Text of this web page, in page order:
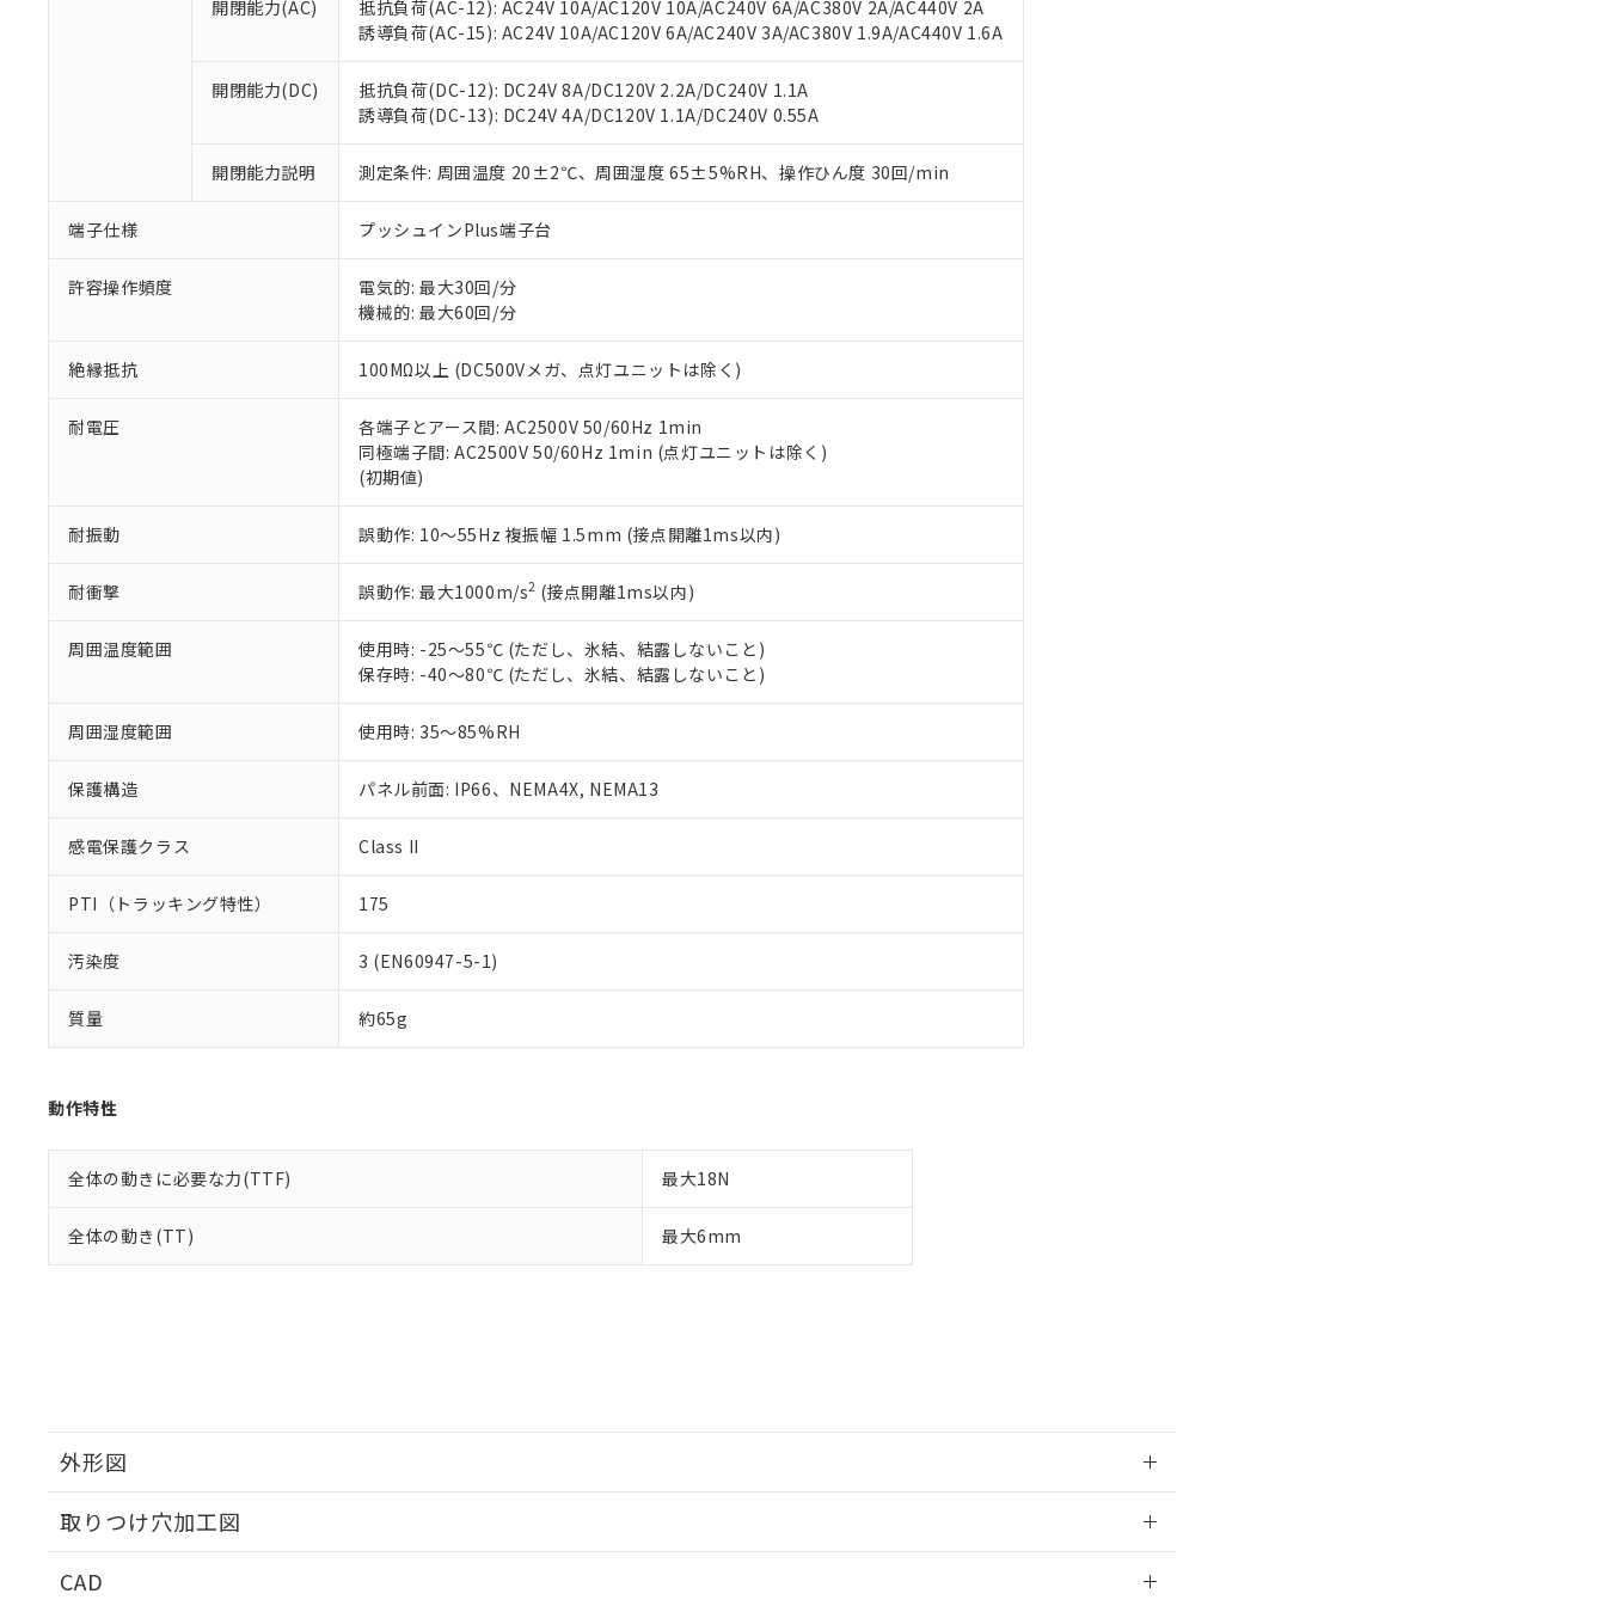
開閉能力(AC)
抵抗負荷(AC-12): AC24V 10A/AC120V 10A/AC240V 6A/AC380V 2A/AC440V 2A
誘導負荷(AC-15): AC24V 10A/AC120V 6A/AC240V 3A/AC380V 1.9A/AC440V 1.6A
開閉能力(DC)
抵抗負荷(DC-12): DC24V 8A/DC120V 2.2A/DC240V 1.1A
誘導負荷(DC-13): DC24V 4A/DC120V 1.1A/DC240V 0.55A
開閉能力説明 測定条件: 周囲温度 20±2℃、周囲湿度 65±5%RH、操作ひん度 30回/min
端子仕様 プッシュインPlus端子台
許容操作頻度
電気的: 最大30回/分
機械的: 最大60回/分
絶縁抵抗 100MΩ以上 (DC500Vメガ、点灯ユニットは除く)
耐電圧
各端子とアース間: AC2500V 50/60Hz 1min
同極端子間: AC2500V 50/60Hz 1min (点灯ユニットは除く)
(初期値)
耐振動 誤動作: 10～55Hz 複振幅 1.5mm (接点開離1ms以内)
耐衝撃 誤動作: 最大1000m/s2 (接点開離1ms以内)
周囲温度範囲
使用時: -25～55℃ (ただし、氷結、結露しないこと)
保存時: -40～80℃ (ただし、氷結、結露しないこと)
周囲湿度範囲 使用時: 35～85%RH
保護構造 パネル前面: IP66、NEMA4X, NEMA13
感電保護クラス Class II
PTI（トラッキング特性） 175
汚染度 3 (EN60947-5-1)
質量 約65g
動作特性
全体の動きに必要な力(TTF) 最大18N
全体の動き(TT) 最大6mm
外形図
取りつけ穴加工図
CAD
オムロン制御機器販売店や当社販売拠点は「販売ネットワーク
」をご確認ください。
在庫状況および標準価格結果を当社の事前の承諾なく第三者に漏洩または開示しないようお願いしま
マイパーツ機能（部品リスト作成サービス）をご利用いただくには、I-Webメンバーズにご登録され
ている必要があります。
お客様が当ウェブサイト上で当社にご登録された部品リストについて、当社および当社の共同利用者
が、当社の製品・サービスに関するお客様との取引・商談に必要な範囲で利用することをご了承くだ
さい。
※当社の共同利用者とは、
部品在庫の切り替え状況などにより、予定月が前後することがあります。
※3 非含有証明書ダウンロード
下記の非含有証明書をダウンロードすることができます。
51物質の非含有証明書（当社基準）
※本証明書は発行日時点で非含有を証明するもので、過去に遡って非含有を証明するものではありません。
また、RoHS指令のフタル酸エステル類４物質の対応では、対応完了までの期間は出荷製品に未対応品が
既に当社にて対応品への在庫切替を完了していることから、特段のことがない限り、2022年1月12日よ
り割愛しております。
※2 環境保護使用期限
「ｅ」：有害物質（10物質）のすべてが基準値以下であることを示します。
「10」：通常の使用状況下において有害物質が外部に漏えいし、環境に深刻な影響を及ぼさない年数を意
味します。
また当社は、販売先および販売に係わる関係者が違法に輸出するおそれがある場合は、取り引きをい
たしません。
合意する キャンセル
－
在庫なし(最新の在庫状況については、お客様のお取引先、またはお客様担当のオムロン制御
機器販売店・当社販売員にご確認ください)
空
白
受注生産機種、また在庫状況の情報を公開していない機種